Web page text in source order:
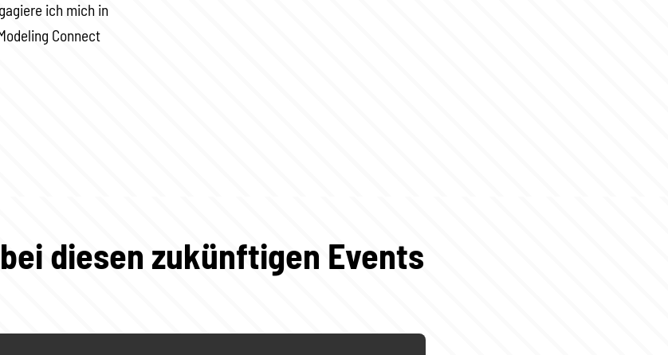
ich mich in
Connect
diesen zukünftigen Events